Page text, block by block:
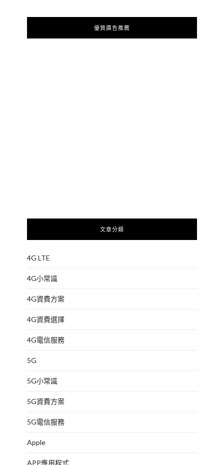
優質廣告推薦
文章分類
4G LTE
4G小常識
4G資費方案
4G資費選擇
4G電信服務
5G
5G小常識
5G資費方案
5G電信服務
Apple
APP應用程式